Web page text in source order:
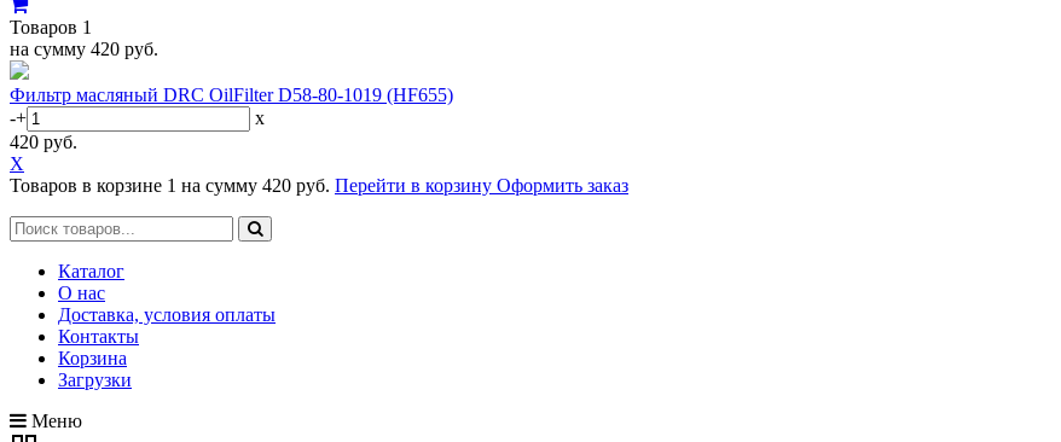
Товаров 1
на сумму 420 руб.
Фильтр масляный DRC OilFilter D58-80-1019 (HF655)
-+
x
420 руб.
X
Товаров в корзине 1 на сумму 420 руб. Перейти в корзину Оформить заказ
Каталог
О нас
Доставка, условия оплаты
Контакты
Корзина
Загрузки
Меню